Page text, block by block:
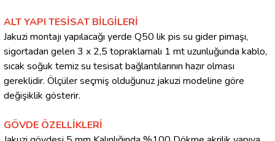
ALT YAPI TESİSAT BİLGİLERİ
Jakuzi montajı yapılacağı yerde Q50 lik pis su gider pimaşı,
sigortadan gelen 3 x 2,5 topraklamalı 1 mt uzunluğunda kablo,
sıcak soğuk temiz su tesisat bağlantılarının hazır olması
gereklidir. Ölçüler seçmiş olduğunuz jakuzi modeline göre
değişiklik gösterir.
GÖVDE ÖZELLİKLERİ